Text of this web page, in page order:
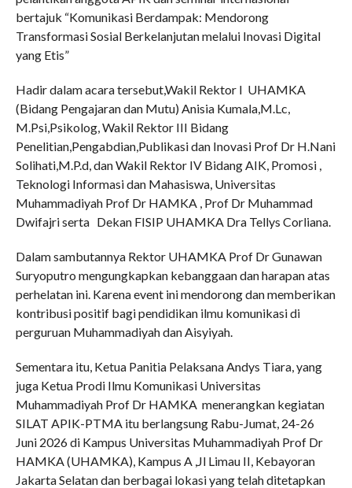
bertajuk “Komunikasi Berdampak: Mendorong
Transformasi Sosial Berkelanjutan melalui Inovasi Digital
yang Etis”
Hadir dalam acara tersebut,Wakil Rektor I UHAMKA
(Bidang Pengajaran dan Mutu) Anisia Kumala,M.Lc,
M.Psi,Psikolog, Wakil Rektor III Bidang
Penelitian,Pengabdian,Publikasi dan Inovasi Prof Dr H.Nani
Solihati,M.P.d, dan Wakil Rektor IV Bidang AIK, Promosi ,
Teknologi Informasi dan Mahasiswa, Universitas
Muhammadiyah Prof Dr HAMKA , Prof Dr Muhammad
Dwifajri serta Dekan FISIP UHAMKA Dra Tellys Corliana.
Dalam sambutannya Rektor UHAMKA Prof Dr Gunawan
Suryoputro mengungkapkan kebanggaan dan harapan atas
perhelatan ini. Karena event ini mendorong dan memberikan
kontribusi positif bagi pendidikan ilmu komunikasi di
perguruan Muhammadiyah dan Aisyiyah.
Sementara itu, Ketua Panitia Pelaksana Andys Tiara, yang
juga Ketua Prodi Ilmu Komunikasi Universitas
Muhammadiyah Prof Dr HAMKA menerangkan kegiatan
SILAT APIK-PTMA itu berlangsung Rabu-Jumat, 24-26
Juni 2026 di Kampus Universitas Muhammadiyah Prof Dr
HAMKA (UHAMKA), Kampus A ,Jl Limau II, Kebayoran
Jakarta Selatan dan berbagai lokasi yang telah ditetapkan